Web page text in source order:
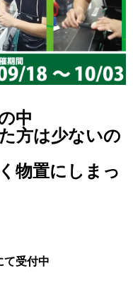
中
方は少ないの
物置にしまっ
て受付中